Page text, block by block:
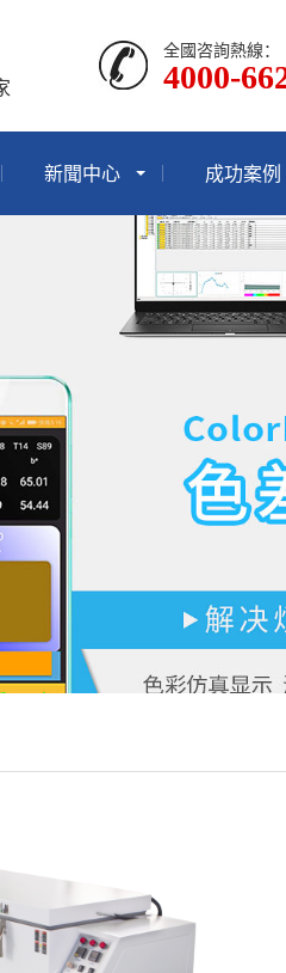
全國咨詢熱線：
4000-
新聞中心 成功案例